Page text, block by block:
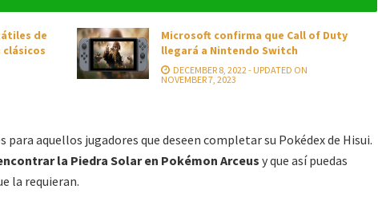
de
Microsoft confirma que Call of Duty
llegará a Nintendo Switch
DECEMBER 8, 2022 - UPDATED ON
NOVEMBER 7, 2023
aquellos jugadores que deseen completar su Pokédex de Hisui.
la Piedra Solar en Pokémon Arceus y que así puedas
la requieran.